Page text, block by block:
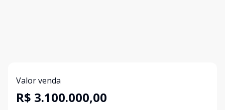
Valor venda
R$ 3.100.000,00